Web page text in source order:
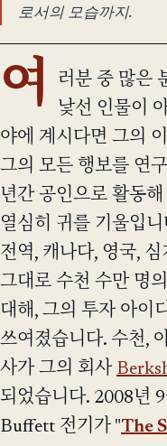
로서의 모습까지.
여
러분 중 많은
낯선 인물이
야에 계시다면 그의
그의 모든 행보를 연
년간 공인으로 활동
열심히 귀를 기울입
전역, 캐나다, 영국,
그대로 수천 수만 명
대해, 그의 투자 아이
쓰여졌습니다. 수천,
사가 그의 회사
되었습니다. 2008년
Buffett 전기가 "The